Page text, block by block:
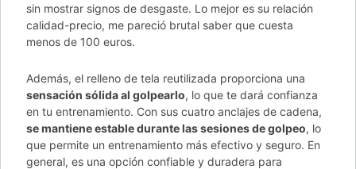
sin mostrar signos de desgaste. Lo mejor es su relación
calidad-precio, me pareció brutal saber que cuesta
menos de 100 euros.
Además, el relleno de tela reutilizada proporciona una
sensación sólida al golpearlo, lo que te dará confianza
en tu entrenamiento. Con sus cuatro anclajes de cadena,
se mantiene estable durante las sesiones de golpeo, lo
que permite un entrenamiento más efectivo y seguro. En
general, es una opción confiable y duradera para